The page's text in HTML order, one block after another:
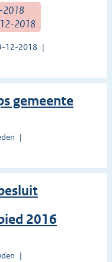
2018
2018
12-2018
gemeente
2016